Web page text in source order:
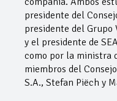
presidente del
presidente del Grupo
y el presidente de
como por la ministra
miembros del
S.A., Stefan Piëch y